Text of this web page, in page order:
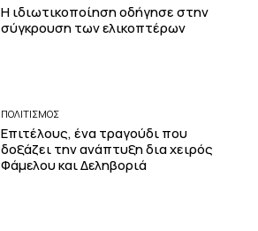
Η ιδιωτικοποίηση οδήγησε στην
σύγκρουση των ελικοπτέρων
ΠΟΛΙΤΙΣΜΟΣ
Επιτέλους, ένα τραγούδι που
δοξάζει την ανάπτυξη δια χειρός
Φάμελου και Δεληβοριά